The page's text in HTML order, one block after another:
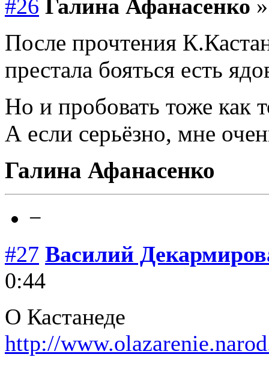
#26 Галина Афанасенко
После прочтения
престала бояться есть
Но и пробовать тоже как
А если серьёзно, мне
Галина Афанасенко
−
#27 Василий
0:44
О Кастанеде
http://